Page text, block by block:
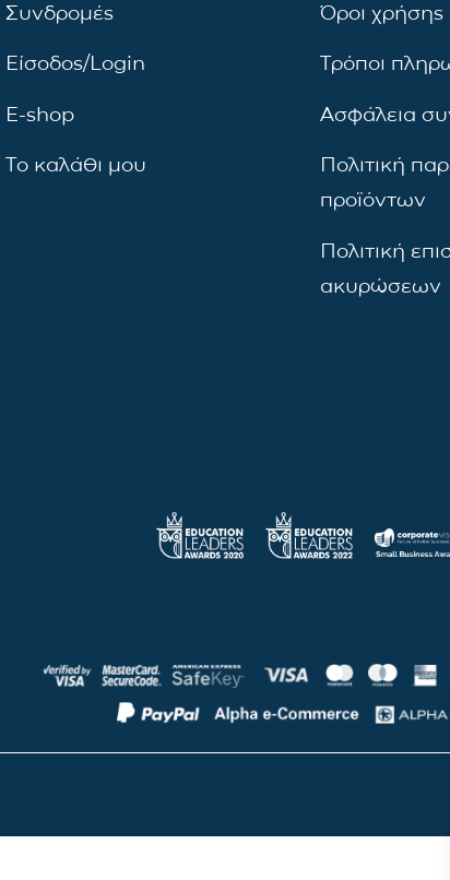
Συνδρομές
Είσοδος/Login
E-shop
Το καλάθι μου
Όροι χρήσης
Τρόποι
Ασφάλεια
Πολιτική
προϊόντων
Πολιτική
ακυρώσεων